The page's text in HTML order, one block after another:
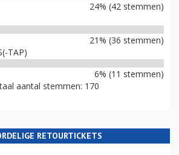
24% (42 stemmen)
21% (36 stemmen)
TAP)
6% (11 stemmen)
aantal stemmen: 170
RETOURTICKETS